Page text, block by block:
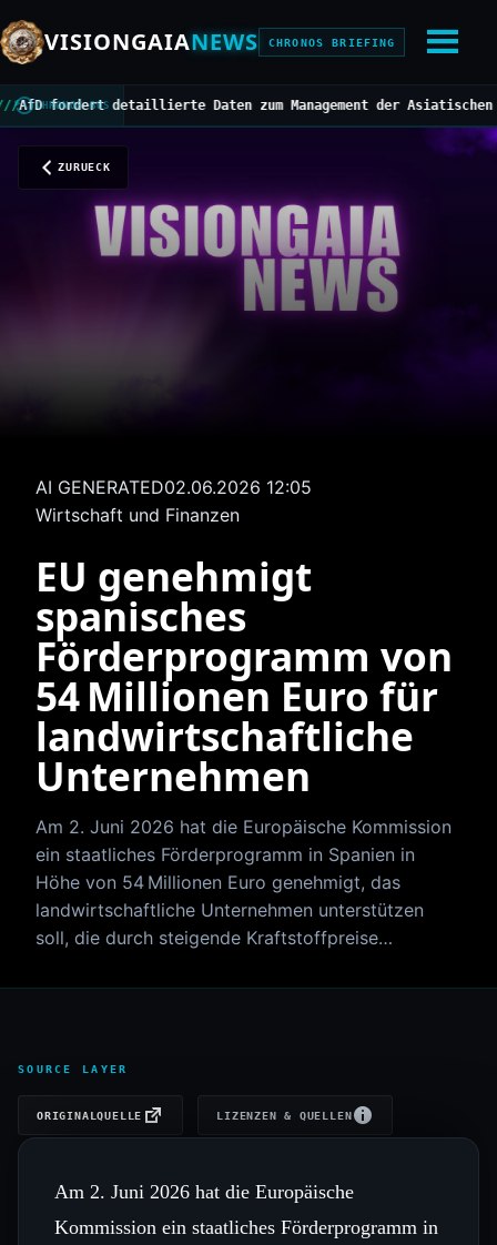
VISIONGAIANEWS CHRONOS BRIEFING
CHRONOS BUS
fordert detaillierte Daten zum Management der Asiatischen
ZURUECK
AI GENERATED02.06.2026 12:05
Wirtschaft und Finanzen
EU genehmigt
spanisches
Förderprogramm von
54 Millionen Euro für
landwirtschaftliche
Unternehmen
Am 2. Juni 2026 hat die Europäische Kommission
ein staatliches Förderprogramm in Spanien in
Höhe von 54 Millionen Euro genehmigt, das
landwirtschaftliche Unternehmen unterstützen
soll, die durch steigende Kraftstoffpreise…
SOURCE LAYER
ORIGINALQUELLE LIZENZEN & QUELLEN
Am 2. Juni 2026 hat die Europäische
Kommission ein staatliches Förderprogramm in